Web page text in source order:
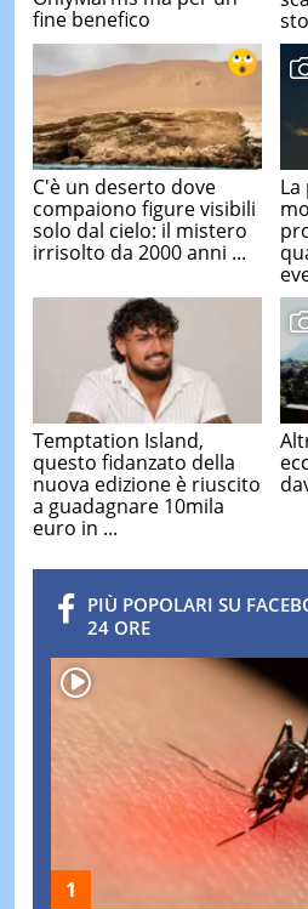
fine benefico
C'è un deserto dove
compaiono figure visibili
solo dal cielo: il mistero
irrisolto da 2000 anni ...
Temptation Island,
questo fidanzato della
nuova edizione è riuscito
a guadagnare 10mila
euro in ...
PIÙ POPOLARI SU
24 ORE